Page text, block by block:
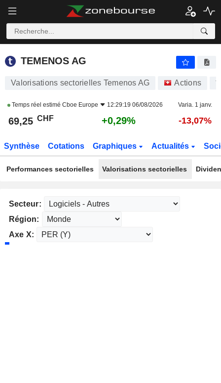
TEMENOS AG
TEMENOS AG
Valorisations sectorielles Temenos AG Actions
Temps réel estimé Cboe Europe 12:29:19 06/08/2026 Varia. 1 janv.
69,25 CHF +0,29% -13,07%
Synthèse Cotations Graphiques Actualités
Performances sectorielles Valorisations sectorielles
Secteur:
Région:
Axe X: